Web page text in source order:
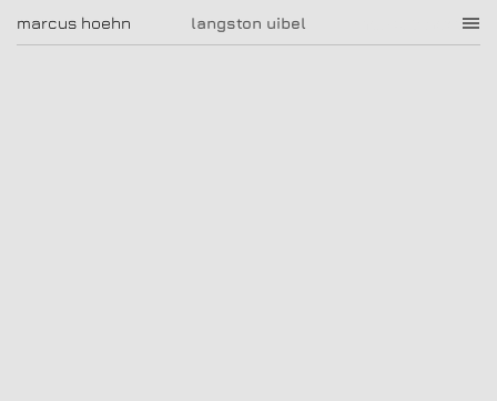
langston uibel
marcus hoehn marcus hoehn
|